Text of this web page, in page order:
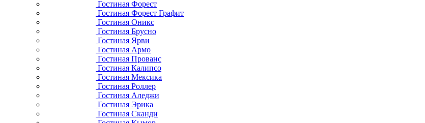
Гостиная Форест
Гостиная Форест Графит
Гостиная Оникс
Гостиная Брусно
Гостиная Ярви
Гостиная Армо
Гостиная Прованс
Гостиная Калипсо
Гостиная Мексика
Гостиная Роллер
Гостиная Аледжи
Гостиная Эрика
Гостиная Сканди